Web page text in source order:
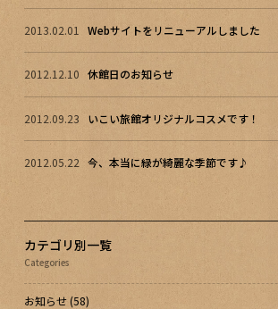
2013.02.01 Webサイトをリニューアルしました
2012.12.10 休館日のお知らせ
2012.09.23 いこい旅館オリジナルコスメです！
2012.05.22 今、本当に緑が綺麗な季節です♪
カテゴリ別一覧
Categories
お知らせ(58)